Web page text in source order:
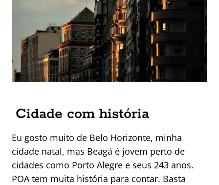
Cidade com história
Eu gosto muito de Belo Horizonte, minha
cidade natal, mas Beagá é jovem perto de
cidades como Porto Alegre e seus 243 anos.
POA tem muita história para contar. Basta